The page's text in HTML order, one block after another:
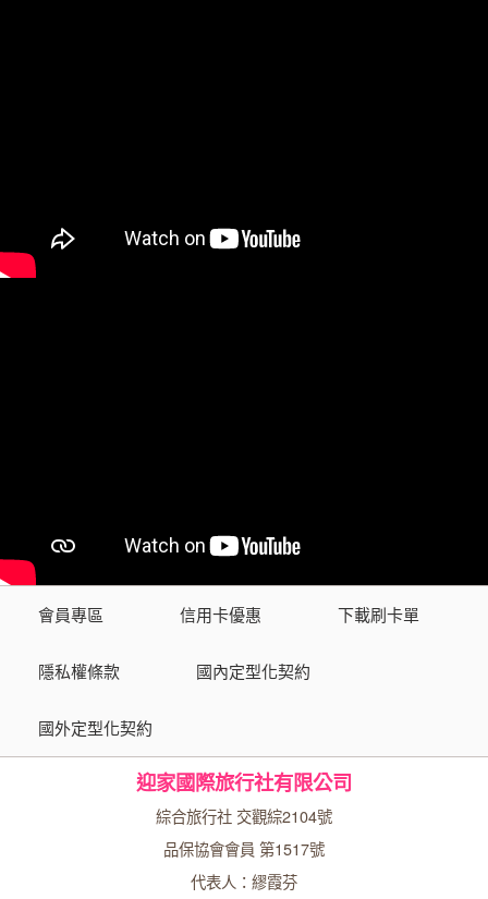
會員專區 信用卡優惠 下載刷卡單
隱私權條款 國內定型化契約
國外定型化契約
迎家國際旅行社有限公司
綜合旅行社 交觀綜2104號
品保協會會員 第1517號
代表人：繆霞芬